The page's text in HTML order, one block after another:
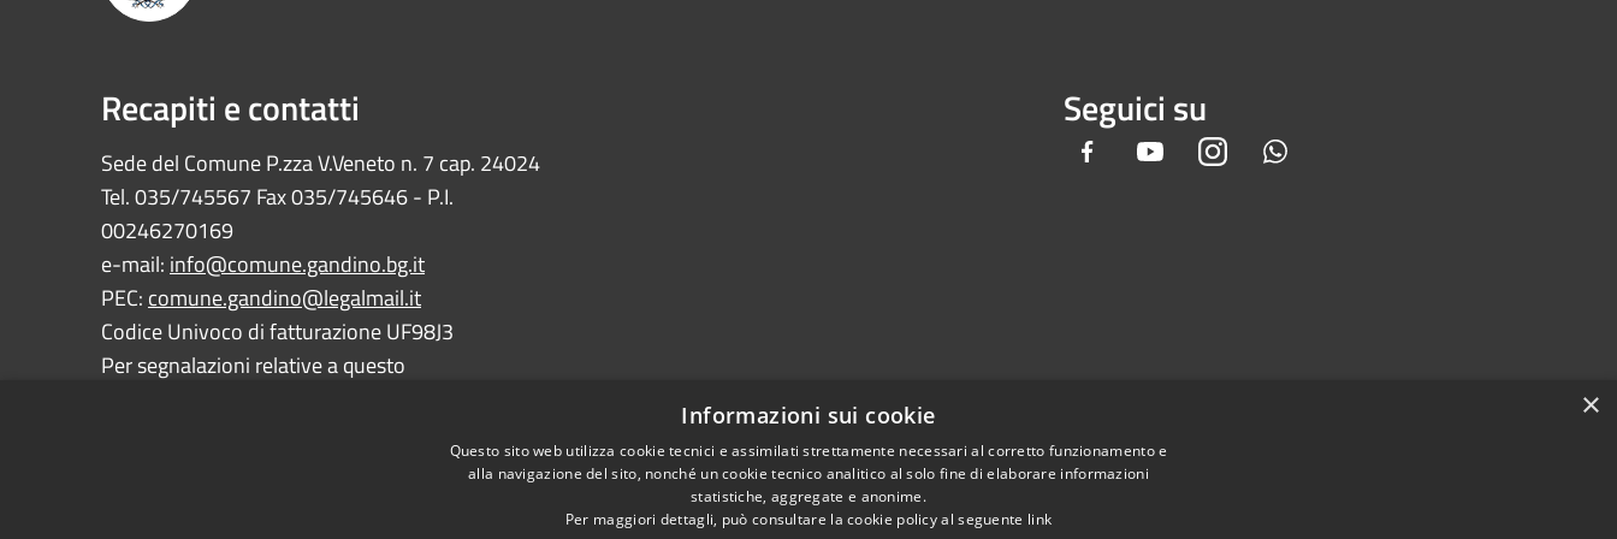
Recapiti e contatti
Sede del Comune P.zza V.Veneto n. 7 cap. 24024
Tel. 035/745567 Fax 035/745646 - P.I.
00246270169
e-mail: info@comune.gandino.bg.it
PEC: comune.gandino@legalmail.it
Codice Univoco di fatturazione UF98J3
Per segnalazioni relative a questo
Seguici su
Facebook YoutubeInstagram
×
Informazioni sui cookie
Questo sito web utilizza cookie tecnici e assimilati strettamente necessari al corretto funzionamento e
alla navigazione del sito, nonché un cookie tecnico analitico al solo fine di elaborare informazioni
statistiche, aggregate e anonime.
Per maggiori dettagli, può consultare la cookie policy al seguente link